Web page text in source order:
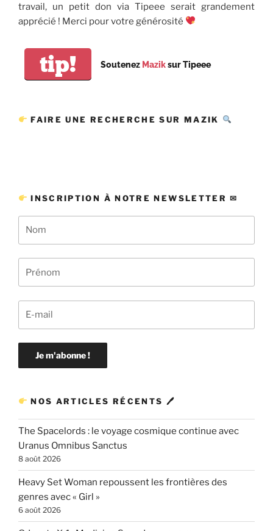
travail, un petit don via Tipeee serait grandement
apprécié ! Merci pour votre générosité
tip! Soutenez Maziksur Tipeee
FAIRE UNE RECHERCHE SUR MAZIK
INSCRIPTION À NOTRE NEWSLETTER ✉
NOS ARTICLES RÉCENTS 🖊
The Spacelords : le voyage cosmique continue avec
Uranus Omnibus Sanctus
8 août 2026
Heavy Set Woman repoussent les frontières des
genres avec « Girl »
6 août 2026